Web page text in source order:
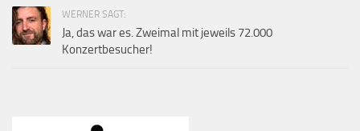
WERNER SAGT:
Ja, das war es. Zweimal mit jeweils 72.000
Konzertbesucher!